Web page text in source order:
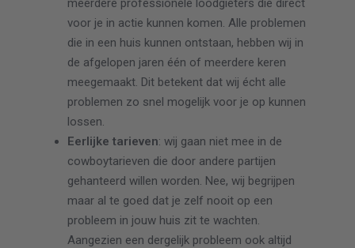
meerdere professionele loodgieters die direct
voor je in actie kunnen komen. Alle problemen
die in een huis kunnen ontstaan, hebben wij in
de afgelopen jaren één of meerdere keren
meegemaakt. Dit betekent dat wij écht alle
problemen zo snel mogelijk voor je op kunnen
lossen.
Eerlijke tarieven: wij gaan niet mee in de
cowboytarieven die door andere partijen
gehanteerd willen worden. Nee, wij begrijpen
maar al te goed dat je zelf nooit op een
probleem in jouw huis zit te wachten.
Aangezien een dergelijk probleem ook altijd